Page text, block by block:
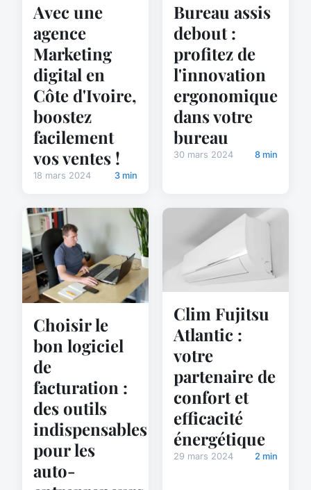
Avec une
agence
Marketing
digital en
Côte d'Ivoire,
boostez
facilement
vos ventes !
18 mars 2024 3 min
Bureau assis
debout :
profitez de
l'innovation
ergonomique
dans votre
bureau
30 mars 2024 8 min
Choisir le
bon logiciel
de
facturation :
des outils
indispensables
pour les
auto-
Clim Fujitsu
Atlantic :
votre
partenaire de
confort et
efficacité
énergétique
29 mars 2024 2 min